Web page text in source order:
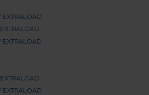
EXTRALOAD
EXTRALOAD
EXTRALOAD